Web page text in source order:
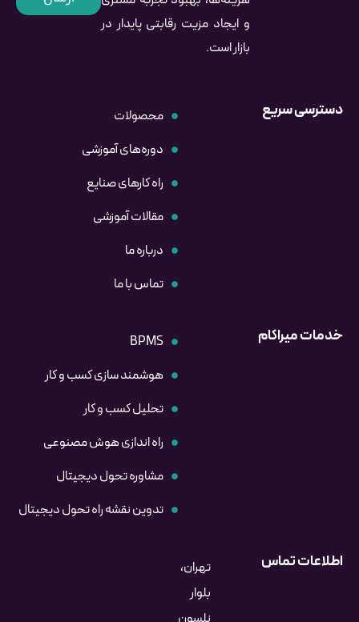
و ایجاد مزیت رقابتی پایدار در
بازار است.
دسترسی سریع
محصولات
دوره‌های آموزشی
راه کارهای صنایع
مقالات آموزشی
درباره ما
تماس با ما
خدمات میراکام
BPMS
هوشمند سازی کسب و کار
تحلیل کسب و کار
راه اندازی هوش مصنوعی
مشاوره تحول دیجیتال
تدوین نقشه راه تحول دیجیتال
اطلاعات تماس
تهران،
بلوار